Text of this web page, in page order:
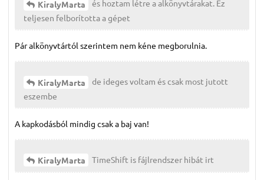
KiralyMarta
és hoztam létre a alkönyvtárakat. Ez
teljesen felborította a gépet
Pár alkönyvtártól szerintem nem kéne megborulnia.
KiralyMarta
de ideges voltam és csak most jutott
eszembe
A kapkodásból mindig csak a baj van!
KiralyMarta TimeShift is fájlrendszer hibát irt